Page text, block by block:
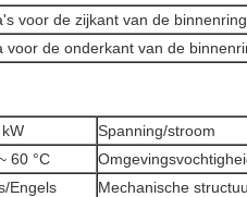
voor de zijkant van de
voor de onderkant van de
Spanning/stroom
60 °C
Engels Mechanische